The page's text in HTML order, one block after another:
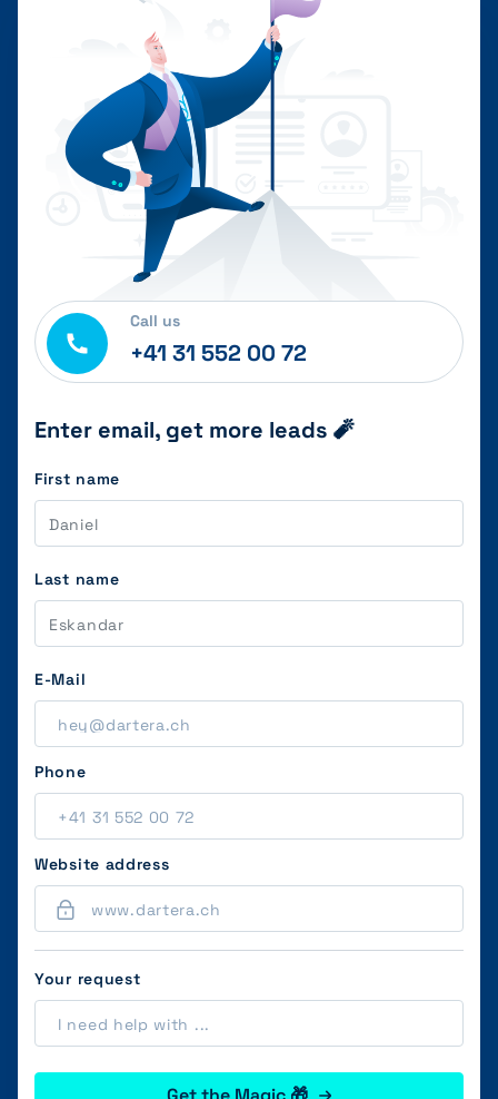
Call us
+41 31 552 00 72
Enter email, get more leads 🧨
First name
Last name
E-Mail
Phone
Website address
Your request